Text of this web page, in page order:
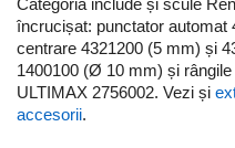
Pistoale pneumatice duale
capse sau cuie in banda
Preducele si Clesti pentru
finisare bannere
Scule pentru instalari
fotovoltaice
Scule pentru reparatii
motociclete
Scule si unelte VDE
Categoria include și scule
încrucișat: punctator automat
centrare 4321200 (5 mm) și
1400100 (Ø 10 mm) și
ULTIMAX 2756002. Vezi și
accesorii.